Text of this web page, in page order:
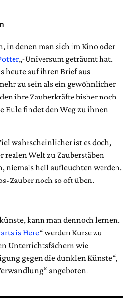
in denen man sich im Kino oder
„-Universum geträumt hat.
heute auf ihren Brief aus
zu sein als ein gewöhnlicher
ihre Zauberkräfte bisher noch
Eule findet den Weg zu ihnen
wahrscheinlicher ist es doch,
realen Welt zu Zauberstäben
niemals hell aufleuchten werden.
Zauber noch so oft üben.
kann man dennoch lernen.
is Here“ werden Kurse zu
Unterrichtsfächern wie
gegen die dunklen Künste“,
angeboten.